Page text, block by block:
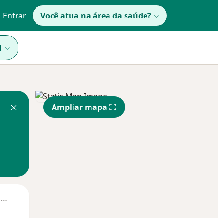
Entrar Você atua na área da saúde?
Segunda-feira
Ampliar mapa